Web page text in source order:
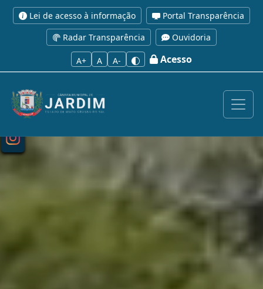
Lei de acesso à informação
Portal Transparência
Radar Transparência
Ouvidoria
A+ A A- Acesso